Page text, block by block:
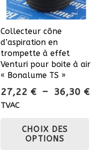
Collecteur cône
d’aspiration en
trompette à effet
Venturi pour boite à air
« Bonalume TS »
27,22 € – 36,30 €
TVAC
CHOIX DES
OPTIONS